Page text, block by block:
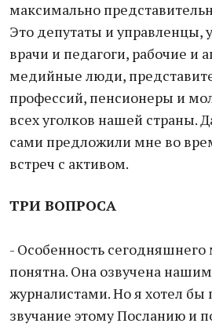
максимально
Это депутаты и управленцы,
врачи и педагоги, рабочие и
медийные люди,
профессий, пенсионеры и
всех уголков нашей страны.
сами предложили мне во
встреч с активом.
ТРИ ВОПРОСА
- Особенность
понятна. Она озвучена
журналистами. Но я хотел бы
звучание этому Посланию и